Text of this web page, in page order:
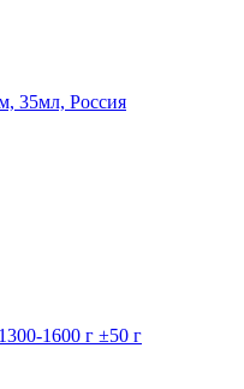
35мл, Россия